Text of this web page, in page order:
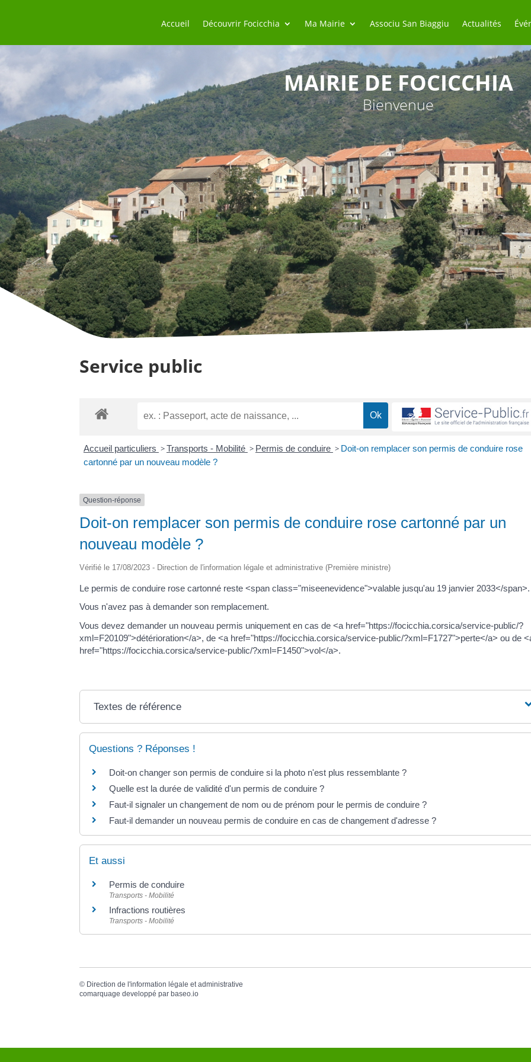
Accueil Découvrir Focicchia Ma Mairie Associu San Biaggiu Actualités
MAIRIE DE FOCICCHIA
Bienvenue
Service public
Accueil particuliers >Transports - Mobilité > Permis de conduire > Doit-on remplacer son permis de conduire rose
cartonné par un nouveau modèle ?
Question-réponse
Doit-on remplacer son permis de conduire rose cartonné par un
nouveau modèle ?
Vérifié le 17/08/2023 - Direction de l'information légale et administrative (Première ministre)
Le permis de conduire rose cartonné reste <span class="miseenevidence">valable jusqu'au 19 janvier 2033</span>.
Vous n'avez pas à demander son remplacement.
Vous devez demander un nouveau permis uniquement en cas de <a href="https://focicchia.corsica/service-public/?
xml=F20109">détérioration</a>, de <a href="https://focicchia.corsica/service-public/?xml=F1727">perte</a> ou de
href="https://focicchia.corsica/service-public/?xml=F1450">vol</a>.
Textes de référence
Questions ? Réponses !
Doit-on changer son permis de conduire si la photo n'est plus ressemblante ?
Quelle est la durée de validité d'un permis de conduire ?
Faut-il signaler un changement de nom ou de prénom pour le permis de conduire ?
Faut-il demander un nouveau permis de conduire en cas de changement d'adresse ?
Et aussi
Permis de conduire
Transports - Mobilité
Infractions routières
Transports - Mobilité
© Direction de l'information légale et administrative
comarquage developpé par baseo.io